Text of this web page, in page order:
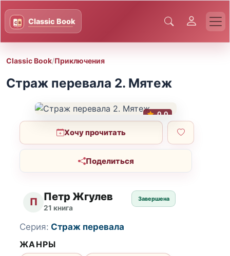
Classic Book/Приключения
Страж перевала 2. Мятеж
0.0
Хочу прочитать
Поделиться
П Петр Жгулев
21 книга
Завершена
Серия: Страж перевала
ЖАНРЫ